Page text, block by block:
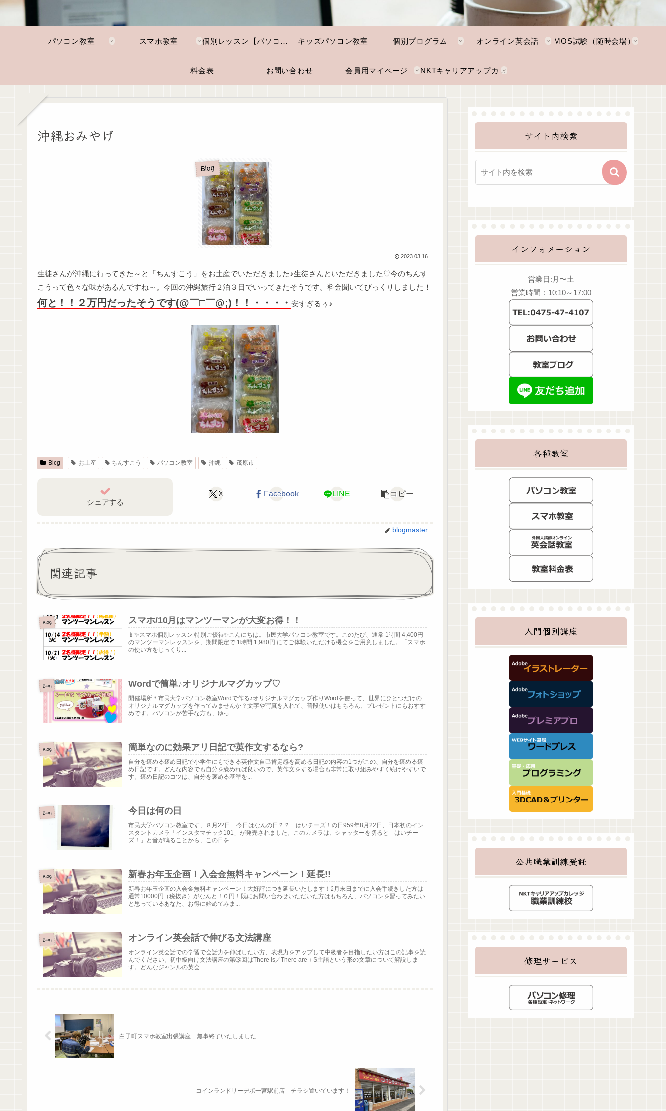
パソコン教室 スマホ教室 個別レッスン【パソコン・スマホ】 キッズパソコン教室 個別プログラム オンライン英会話 MOS試験（随時会場）
料金表 お問い合わせ 会員用マイページ NKTキャリアアップカレッジ
沖縄おみやげ
Blog
2023.03.16
生徒さんが沖縄に行ってきた～と「ちんすこう」をお土産でいただきました♪生徒さんといただきました♡今のちんす
こうって色々な味があるんですね～。今回の沖縄旅行２泊３日でいってきたそうです。料金聞いてびっくりしました！
何と！！２万円だったそうです(@￣□￣@;)！！・・・・ 安すぎるぅ♪
Blog お土産 ちんすこう パソコン教室 沖縄 茂原市
シェアする
X Facebook LINE コピー
blogmaster
関連記事
Blog スマホ/10月はマンツーマンが大変お得！！
📱✨スマホ個別レッスン 特別ご優待✨こんにちは。市民大学パソコン教室です。このたび、通常 1時間 4,400円
のマンツーマンレッスンを、期間限定で 1時間 1,980円 にてご体験いただける機会をご用意しました。「スマホ
の使い方をじっくり...
Blog Wordで簡単♪オリジナルマグカップ♡
開催場所＊市民大学パソコン教室Wordで作る♪オリジナルマグカップ作りWordを使って、世界にひとつだけの
オリジナルマグカップを作ってみませんか？文字や写真を入れて、普段使いはもちろん、プレゼントにもおすす
めです。パソコンが苦手な方も、ゆっ...
Blog 簡単なのに効果アリ日記で英作文するなら?
自分を褒める褒め日記で小学生にもできる英作文自己肯定感を高める日記の内容の1つがこの、自分を褒める褒
め日記です。どんな内容でも自分を褒めれば良いので、英作文をする場合も非常に取り組みやすく続けやすいで
す。褒め日記のコツは、自分を褒める基準を...
Blog 今日は何の日
市民大学パソコン教室です、８月22日 今日はなんの日？？ はいチーズ！の日959年8月22日、日本初のイン
スタントカメラ「インスタマチック101」が発売されました。このカメラは、シャッターを切ると「はいチー
ズ！」と音が鳴ることから、この日を...
Blog 新春お年玉企画！入会金無料キャンペーン！延長!!
新春お年玉企画の入会金無料キャンペーン！大好評につき延長いたします！2月末日までに入会手続きした方は
通常10000円（税抜き）がなんと！０円！既にお問い合わせいただいた方はもちろん、パソコンを習ってみたい
と思っているあなた、お得に始めてみま...
Blog オンライン英会話で伸びる文法講座
オンライン英会話での学習で会話力を伸ばしたい方、表現力をアップして中級者を目指したい方はこの記事を読
んでください。初中級向け文法講座の第③回はThere is／There are＋S主語という形の文章について解説しま
す。どんなジャンルの英会...
白子町スマホ教室出張講座 無事終了いたしました
コインランドリーデポ一宮駅前店 チラシ置いています！
サイト内検索
インフォメーション
営業日:月〜土
営業時間：10:10～17:00
各種教室
入門個別講座
公共職業訓練受託
修理サービス